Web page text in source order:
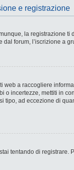
e registrazione
la registrazione
forum, l’iscrizione a
a raccogliere
incertezze, mettiti in
ad eccezione di
tentando di